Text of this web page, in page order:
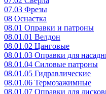
07.03 Фрезы
08 Оснастка
08.01 Оправки и патроны
08.01.01 Велдон
08.01.02 Цанговые
08.01.03 Оправки для
08.01.04 Силовые патроны
08.01.05 Гидравлические
08.01.06 Термозажимные
08.01.07 Оправки для